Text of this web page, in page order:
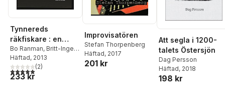
Tynnereds
räkfiskare : en
dokumentation av
ett svunnet
näringsfång
Bo Ranman, Britt-Inger
Martinsson,Torsten
Hermansson
Häftad, 2013
5,0utav 5 stjärnor. Totalt antal röster:
(2)
233 kr
Improvisatören
Stefan Thorpenberg
Häftad, 2017
201 kr
Att segla i 1200-
talets Östersjön
Dag Persson
Häftad, 2018
198 kr